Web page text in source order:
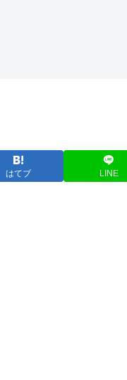
はてブ LINE